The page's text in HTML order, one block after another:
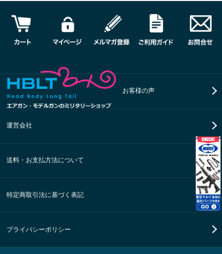
お客様の声
運営会社
送料・お支払方法について
特定商取引法に基づく表記
プライバシーポリシー